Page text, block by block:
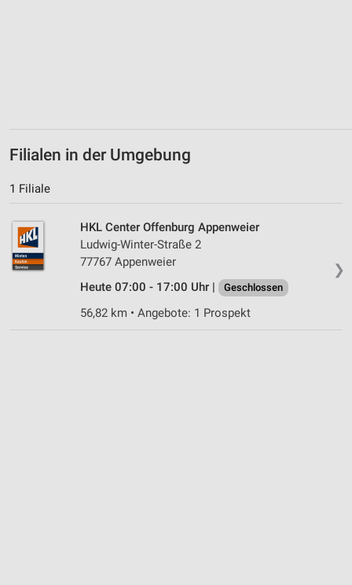
Filialen in der Umgebung
1 Filiale
❯
HKL Center Offenburg Appenweier
Ludwig-Winter-Straße 2
77767 Appenweier
Heute 07:00 - 17:00 Uhr |
Geschlossen
56,82 km • Angebote: 1 Prospekt
Quellen
Entwicklung und Verbesserung der Angebote
Inhalten
IAB-Besonderheiten:
Verwendung genauer Standortdaten
Geräte anhand von aktiv angeforderten